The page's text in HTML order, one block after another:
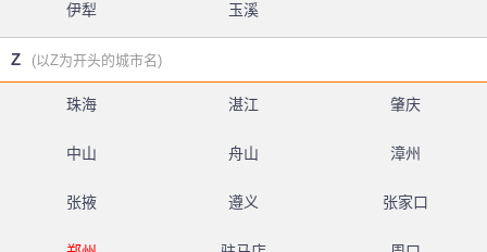
伊犁 玉溪
Z (以Z为开头的城市名)
珠海 湛江 肇庆
中山 舟山 漳州
张掖 遵义 张家口